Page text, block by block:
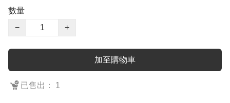
數量
−
+
加至購物車
已售出： 1